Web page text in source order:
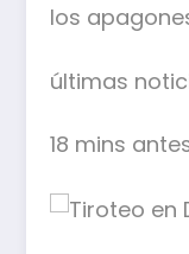
los
últimas
18 mins